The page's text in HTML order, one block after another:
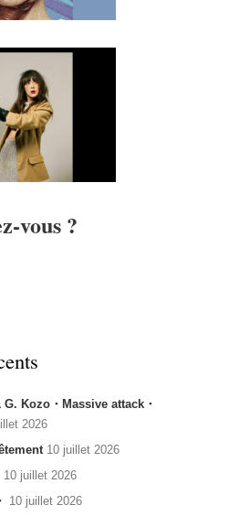
vous ?
Kozo・Massive attack・
2026
10 juillet 2026
10 juillet 2026
10 juillet 2026